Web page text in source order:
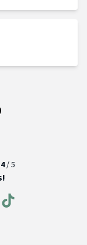
/ 5